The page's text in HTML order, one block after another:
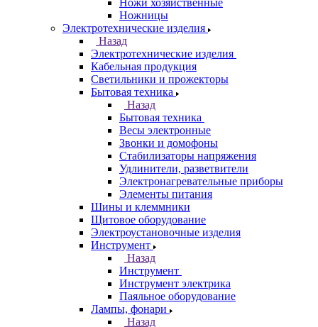
Ножи хозяйственные
Ножницы
Электротехнические изделия
Назад
Электротехнические изделия
Кабельная продукция
Светильники и прожекторы
Бытовая техника
Назад
Бытовая техника
Весы электронные
Звонки и домофоны
Стабилизаторы напряжения
Удлинители, разветвители
Электронагревательные приборы
Элементы питания
Шины и клеммники
Щитовое оборудование
Электроустановочные изделия
Инструмент
Назад
Инструмент
Инструмент электрика
Паяльное оборудование
Лампы, фонари
Назад